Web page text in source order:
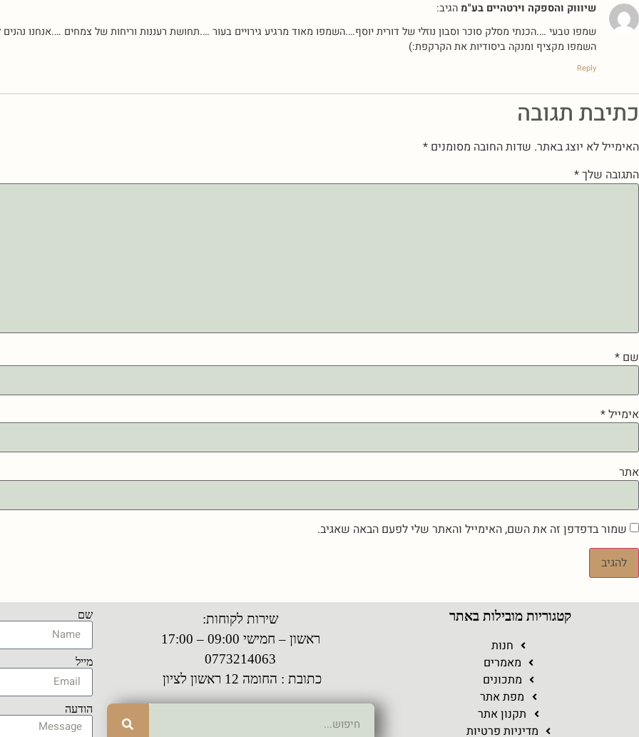
שיוווק והספקה וירטהיים בע"מ הגיב:
שמפו טבעי ….הכנתי מסלק סוכר וסבון נוזלי של דורית יוסף….השמפו מאוד מרגיע גירויים בעור ….תחושת רעננות וריחות של צמחים ….אנחנו נהנים לחפוף עם מוצר 100 אחוז טבעי ובמיוחד
השמפו מקציף ומנקה ביסודיות את הקרקפת:)
Reply
כתיבת תגובה
האימייל לא יוצג באתר. שדות החובה מסומנים *
התגובה שלך*
שם *
אימייל*
אתר
שמור בדפדפן זה את השם, האימייל והאתר שלי לפעם הבאה שאגיב.
קטגוריות מובילות באתר
חנות
מאמרים
מתכונים
מפת אתר
תקנון אתר
מדיניות פרטיות
שירות לקוחות:
ראשון – חמישי 09:00 – 17:00
0773214063
כתובת : החומה 12 ראשון לציון
שם
מייל
הודעה